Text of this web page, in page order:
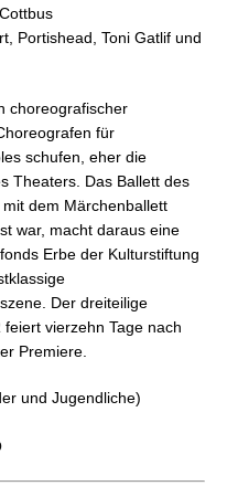
Portishead, Toni Gatlif und
choreografischer
für
schufen, eher die
Theaters. Das Ballett des
dem Märchenballett
war, macht daraus eine
Erbe der Kulturstiftung
Der dreiteilige
feiert vierzehn Tage nach
Premiere.
und Jugendliche)